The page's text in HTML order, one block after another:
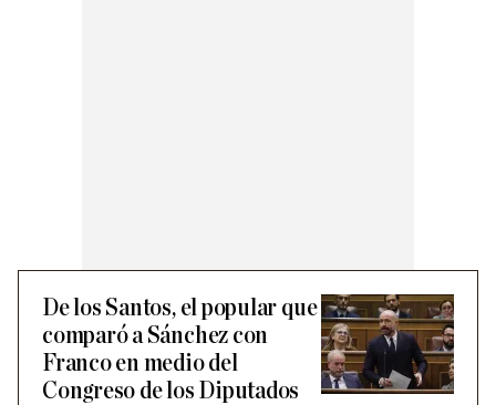
De los Santos, el popular que
comparó a Sánchez con
Franco en medio del
Congreso de los Diputados